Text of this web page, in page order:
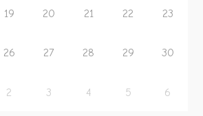
19 20 21 22 23
26 27 28 29 30
2 3 4 5 6